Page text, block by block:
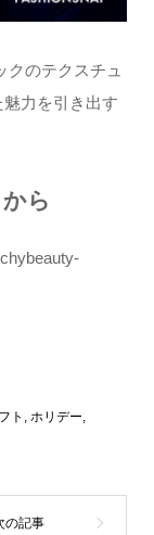
クのテクスチュ
力を引き出す
ら
ト , ホリデー,